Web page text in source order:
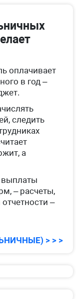
оплачивает
в год –
следить
а
выплаты
– расчеты,
–
> > >